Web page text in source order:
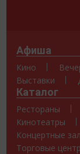
Афиша
Кино
Выставки
Каталог
Рестораны
Кинотеатры
Концертные
Торговые